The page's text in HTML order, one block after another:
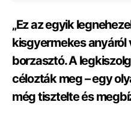
„Ez az egyik
kisgyermekes anyáról
borzasztó. A
célozták meg – egy
még tisztelte és